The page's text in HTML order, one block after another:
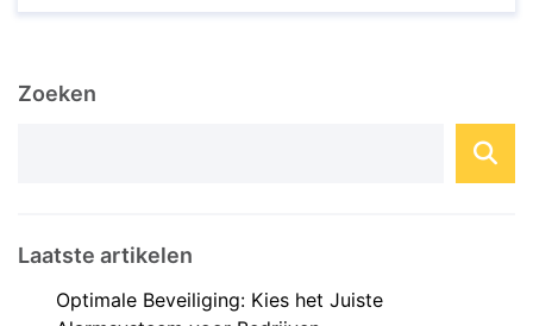
woning tegen inbraak, brand en andere
tegenwoordig geavanceerde
Zoeken
Laatste artikelen
Optimale Beveiliging: Kies het Juiste